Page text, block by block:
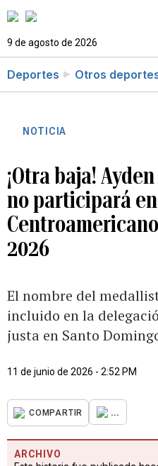
9 de agosto de 2026
Deportes Otros
NOTICIA
¡Otra baja!
no participará
2026
El nombre del
incluido en la
justa en Santo
11 de junio de 2026 - 2:52 PM
COMPARTIR ...
ARCHIVO